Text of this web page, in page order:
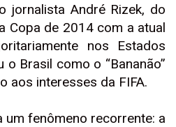
jornalista André Rizek, do
Copa de 2014 com a atual
nos Estados
o Brasil como o “Bananão”
aos interesses da FIFA.
um fenômeno recorrente: a